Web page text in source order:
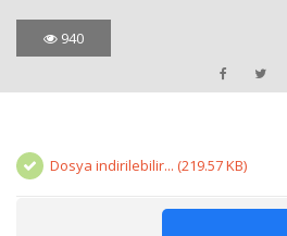
940
Dosya indirilebilir... (219.57 KB)